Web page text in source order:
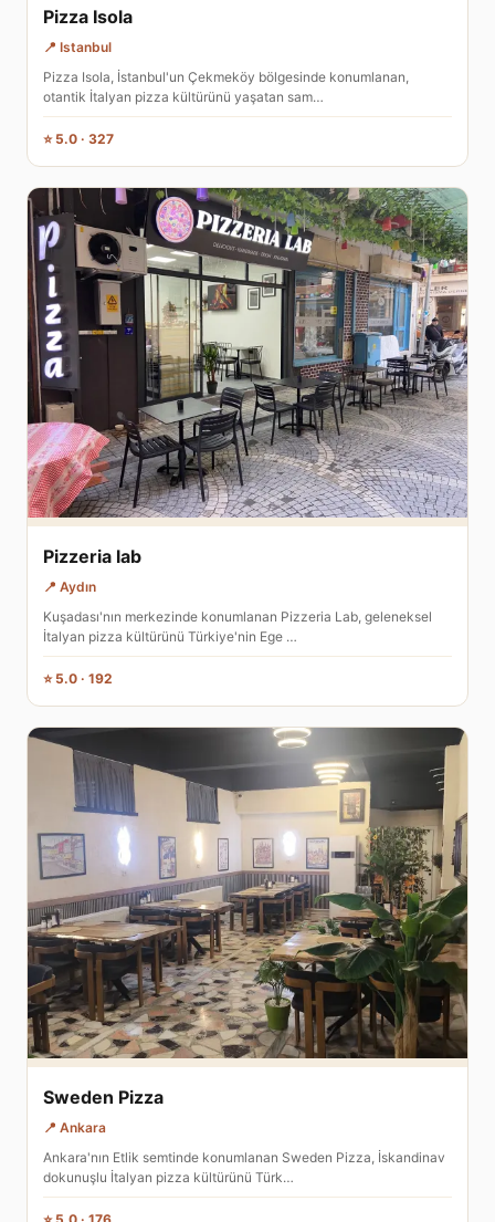
Pizza Isola
📍 Istanbul
Pizza Isola, İstanbul'un Çekmeköy bölgesinde konumlanan,
otantik İtalyan pizza kültürünü yaşatan sam…
⭐ 5.0 · 327
Pizzeria lab
📍 Aydın
Kuşadası'nın merkezinde konumlanan Pizzeria Lab, geleneksel
İtalyan pizza kültürünü Türkiye'nin Ege …
⭐ 5.0 · 192
Sweden Pizza
📍 Ankara
Ankara'nın Etlik semtinde konumlanan Sweden Pizza, İskandinav
dokunuşlu İtalyan pizza kültürünü Türk…
⭐ 5.0 · 176